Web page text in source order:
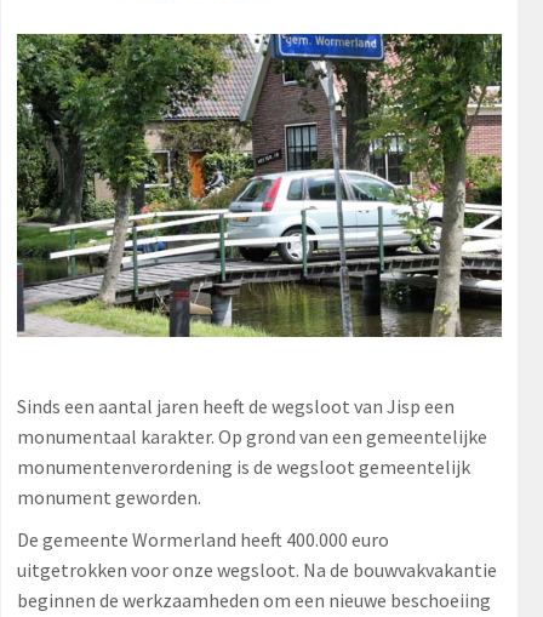
Sinds een aantal jaren heeft de wegsloot van Jisp een
monumentaal karakter. Op grond van een gemeentelijke
monumentenverordening is de wegsloot gemeentelijk
monument geworden.
De gemeente Wormerland heeft 400.000 euro
uitgetrokken voor onze wegsloot. Na de bouwvakvakantie
beginnen de werkzaamheden om een nieuwe beschoeiing